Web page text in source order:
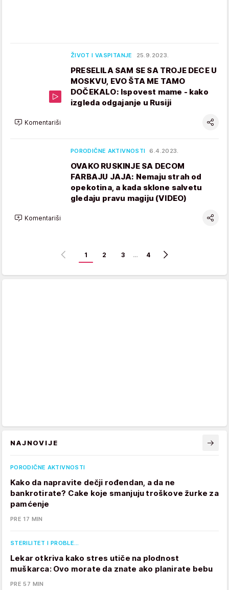
ŽIVOT I VASPITANJE 25.9.2023.
PRESELILA SAM SE SA TROJE DECE U
MOSKVU, EVO ŠTA ME TAMO
DOČEKALO: Ispovest mame - kako
izgleda odgajanje u Rusiji
Komentariši
PORODIČNE AKTIVNOSTI 6.4.2023.
OVAKO RUSKINJE SA DECOM
FARBAJU JAJA: Nemaju strah od
opekotina, a kada sklone salvetu
gledaju pravu magiju (VIDEO)
Komentariši
1 2 3 … 4
NAJNOVIJE
PORODIČNE AKTIVNOSTI
Kako da napravite dečji rođendan, a da ne
bankrotirate? Cake koje smanjuju troškove žurke za
pamćenje
PRE 17 MIN
STERILITET I PROBLE…
Lekar otkriva kako stres utiče na plodnost
muškarca: Ovo morate da znate ako planirate bebu
PRE 57 MIN